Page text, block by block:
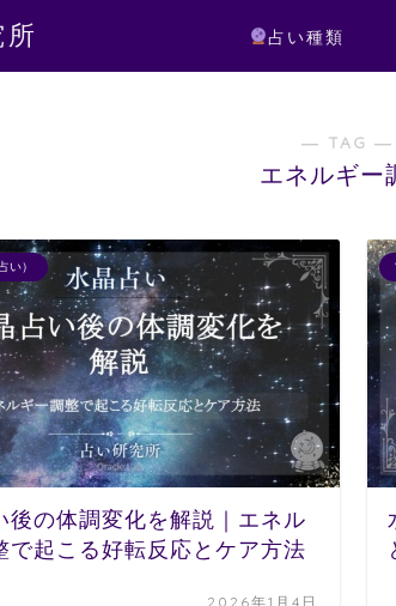
占い種類
― TAG ―
エネルギー
い）
後の体調変化を解説｜エネル
で起こる好転反応とケア方法
2026年1月4日